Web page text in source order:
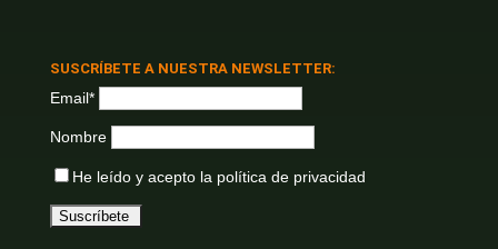
SUSCRÍBETE A NUESTRA NEWSLETTER:
Email*
Nombre
He leído y acepto la política de privacidad